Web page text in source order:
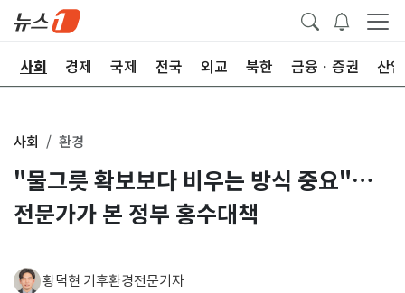
사회 경제 국제 전국 외교 북한 금융ㆍ증권 산업
사회 환경
"물그릇 확보보다 비우는 방식 중요"…
전문가가 본 정부 홍수대책
황덕현 기후환경전문기자